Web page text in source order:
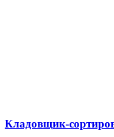
Кладовщик-